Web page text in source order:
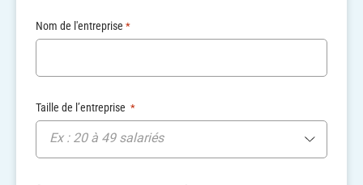
Nom de l'entreprise *
Taille de l’entreprise *
Ex : 20 à 49 salariés